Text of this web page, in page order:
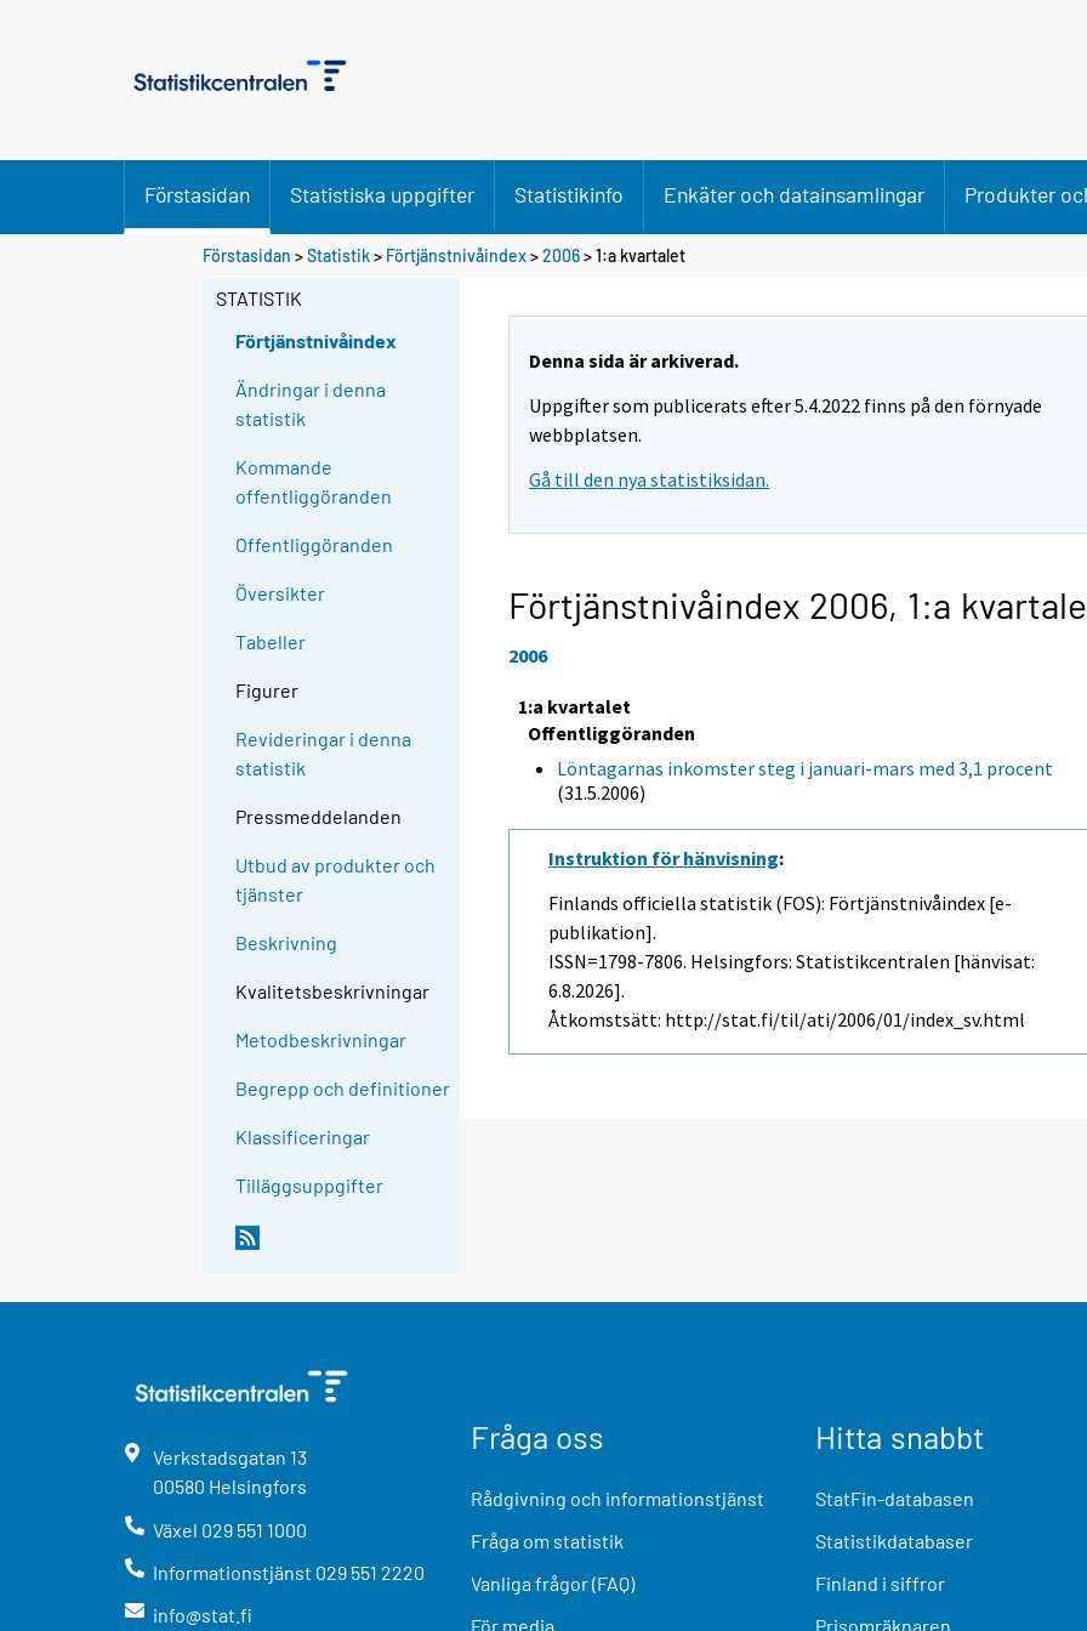
Förstasidan Statistiska uppgifter Statistikinfo Enkäter och datainsamlingar Produkter
Förstasidan >Statistik> Förtjänstnivåindex>2006>1:a kvartalet
STATISTIK
Förtjänstnivåindex
Ändringar i denna
statistik
Kommande
offentliggöranden
Offentliggöranden
Översikter
Tabeller
Figurer
Revideringar i denna
statistik
Pressmeddelanden
Utbud av produkter och
tjänster
Beskrivning
Kvalitetsbeskrivningar
Metodbeskrivningar
Begrepp och definitioner
Klassificeringar
Tilläggsuppgifter
Denna sida är arkiverad.
Uppgifter som publicerats efter 5.4.2022 finns på den förnyade
webbplatsen.
Gå till den nya statistiksidan.
Förtjänstnivåindex 2006, 1:a
2006
1:a kvartalet
Offentliggöranden
Löntagarnas inkomster steg i januari-mars med 3,1 procent
(31.5.2006)
Instruktion för hänvisning:
Finlands officiella statistik (FOS): Förtjänstnivåindex [e-
publikation].
ISSN=1798-7806. Helsingfors: Statistikcentralen [hänvisat:
6.8.2026].
Åtkomstsätt: http://stat.fi/til/ati/2006/01/index_sv.html
Verkstadsgatan 13
00580 Helsingfors
Växel 029 551 1000
Informationstjänst 029 551 2220
info@stat.fi
Fråga oss
Rådgivning och informationstjänst
Fråga om statistik
Vanliga frågor (FAQ)
För media
Hitta snabbt
StatFin-databasen
Statistikdatabaser
Finland i siffror
Prisomräknaren